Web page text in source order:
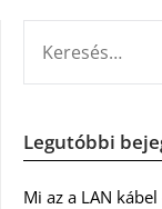
Legutóbbi
Mi az a LAN